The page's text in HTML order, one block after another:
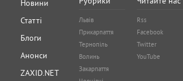
Новини
Статті
Блоги
Анонси
ZAXID.NET
Львів
Прикарпаття
Тернопіль
Волинь
Закарпаття
Rss
Facebook
Twitter
YouTube